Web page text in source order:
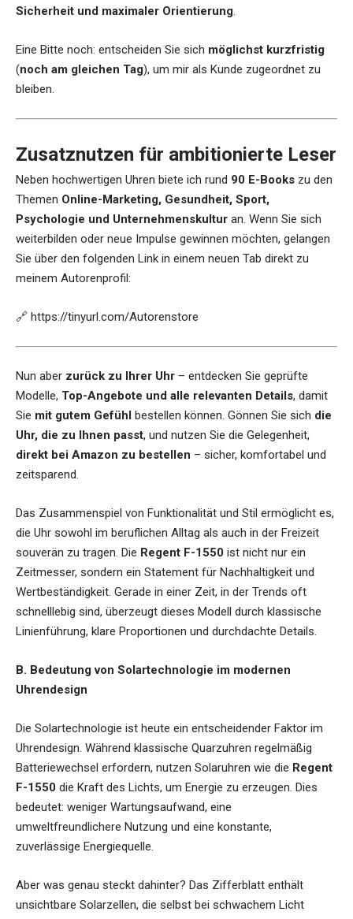
Sicherheit und maximaler Orientierung.
Eine Bitte noch: entscheiden Sie sich möglichst kurzfristig
(noch am gleichen Tag), um mir als Kunde zugeordnet zu
bleiben.
Zusatznutzen für ambitionierte Leser
Neben hochwertigen Uhren biete ich rund 90 E-Books zu den
Themen Online-Marketing, Gesundheit, Sport,
Psychologie und Unternehmenskultur an. Wenn Sie sich
weiterbilden oder neue Impulse gewinnen möchten, gelangen
Sie über den folgenden Link in einem neuen Tab direkt zu
meinem Autorenprofil:
🔗 https://tinyurl.com/Autorenstore
Nun aber zurück zu Ihrer Uhr – entdecken Sie geprüfte
Modelle, Top-Angebote und alle relevanten Details, damit
Sie mit gutem Gefühl bestellen können. Gönnen Sie sich die
Uhr, die zu Ihnen passt, und nutzen Sie die Gelegenheit,
direkt bei Amazon zu bestellen – sicher, komfortabel und
zeitsparend.
Das Zusammenspiel von Funktionalität und Stil ermöglicht es,
die Uhr sowohl im beruflichen Alltag als auch in der Freizeit
souverän zu tragen. Die Regent F-1550 ist nicht nur ein
Zeitmesser, sondern ein Statement für Nachhaltigkeit und
Wertbeständigkeit. Gerade in einer Zeit, in der Trends oft
schnelllebig sind, überzeugt dieses Modell durch klassische
Linienführung, klare Proportionen und durchdachte Details.
B. Bedeutung von Solartechnologie im modernen
Uhrendesign
Die Solartechnologie ist heute ein entscheidender Faktor im
Uhrendesign. Während klassische Quarzuhren regelmäßig
Batteriewechsel erfordern, nutzen Solaruhren wie die Regent
F-1550 die Kraft des Lichts, um Energie zu erzeugen. Dies
bedeutet: weniger Wartungsaufwand, eine
umweltfreundlichere Nutzung und eine konstante,
zuverlässige Energiequelle.
Aber was genau steckt dahinter? Das Zifferblatt enthält
unsichtbare Solarzellen, die selbst bei schwachem Licht